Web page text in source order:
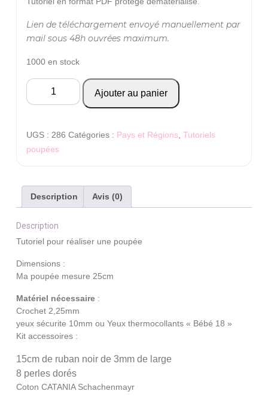
Lien de téléchargement envoyé manuellement par
mail sous 48h ouvrées maximum.
1000 en stock
quantité
de
Ajouter au panier
UGS : 286 Catégories : Pays et Régions Tutoriels
poupées
Description Avis (0)
Description
Tutoriel pour réaliser une poupée
Dimensions :
Ma poupée mesure 25cm
Matériel nécessaire :
Crochet 2,25mm
yeux sécurite 10mm ou Yeux thermocollants « Bébé 18 »
Kit accessoires :
15cm de ruban noir de 3mm de large
8 perles dorés
Coton CATANIA Schachenmayr